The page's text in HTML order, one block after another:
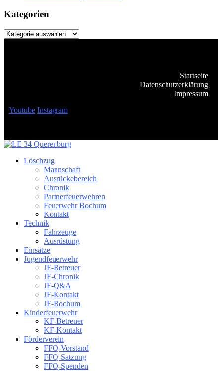
Kategorien
Kategorien
Startseite
Datenschutzerklärung
Impressum
Youtube Instagram
Löschzug
Mannschaft
Ausrückebereich
Chronik
Partnerfeuerwehren
Feuerwehr Bochum
Kontakt
Technik
Fahrzeuge
Ausrüstung
Einsätze
Jugendfeuerwehr
JF-Betreuer
JF-Chronik
JF-Q&A
JF-Kontakt
JF-Bochum
Kinderfeuerwehr
KF-Betreuer
KF-Kontakt
Förderverein
FFQ-Vorstand
FFQ-Satzung
FFQ-Spenden